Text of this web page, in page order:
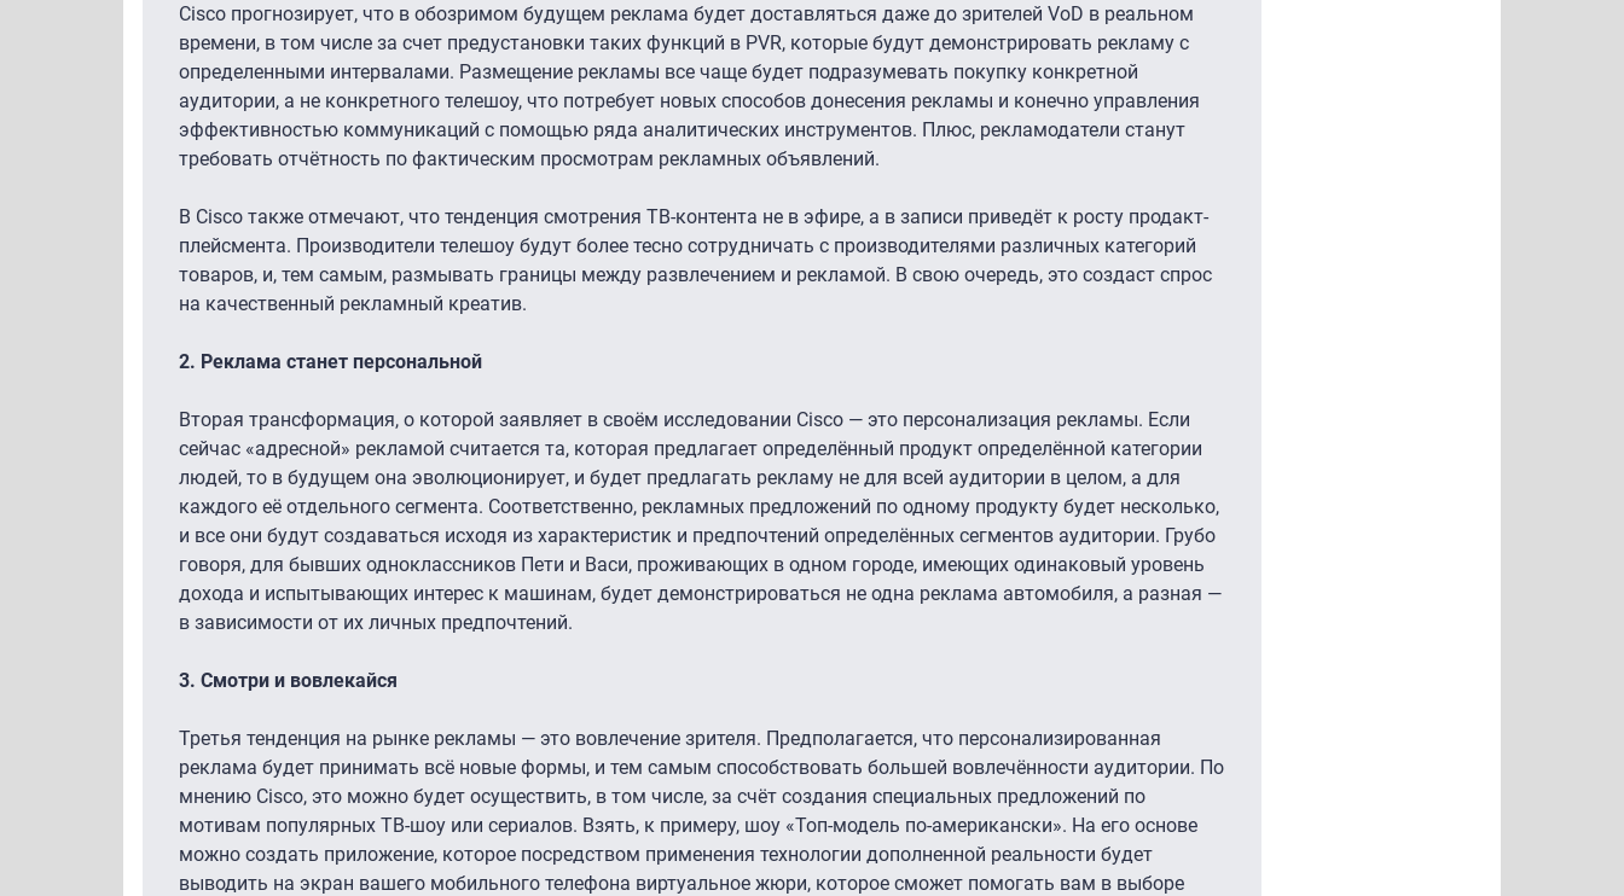
Cisco прогнозирует, что в обозримом будущем реклама будет доставляться даже до зрителей VoD в реальном
времени, в том числе за счет предустановки таких функций в PVR, которые будут демонстрировать рекламу с
определенными интервалами. Размещение рекламы все чаще будет подразумевать покупку конкретной
аудитории, а не конкретного телешоу, что потребует новых способов донесения рекламы и конечно управления
эффективностью коммуникаций с помощью ряда аналитических инструментов. Плюс, рекламодатели станут
требовать отчётность по фактическим просмотрам рекламных объявлений.
В Cisco также отмечают, что тенденция смотрения ТВ-контента не в эфире, а в записи приведёт к росту продакт-
плейсмента. Производители телешоу будут более тесно сотрудничать с производителями различных категорий
товаров, и, тем самым, размывать границы между развлечением и рекламой. В свою очередь, это создаст спрос
на качественный рекламный креатив.
2. Реклама станет персональной
Вторая трансформация, о которой заявляет в своём исследовании Cisco — это персонализация рекламы. Если
сейчас «адресной» рекламой считается та, которая предлагает определённый продукт определённой категории
людей, то в будущем она эволюционирует, и будет предлагать рекламу не для всей аудитории в целом, а для
каждого её отдельного сегмента. Соответственно, рекламных предложений по одному продукту будет несколько,
и все они будут создаваться исходя из характеристик и предпочтений определённых сегментов аудитории. Грубо
говоря, для бывших одноклассников Пети и Васи, проживающих в одном городе, имеющих одинаковый уровень
дохода и испытывающих интерес к машинам, будет демонстрироваться не одна реклама автомобиля, а разная —
в зависимости от их личных предпочтений.
3. Смотри и вовлекайся
Третья тенденция на рынке рекламы — это вовлечение зрителя. Предполагается, что персонализированная
реклама будет принимать всё новые формы, и тем самым способствовать большей вовлечённости аудитории. По
мнению Cisco, это можно будет осуществить, в том числе, за счёт создания специальных предложений по
мотивам популярных ТВ-шоу или сериалов. Взять, к примеру, шоу «Топ-модель по-американски». На его основе
можно создать приложение, которое посредством применения технологии дополненной реальности будет
выводить на экран вашего мобильного телефона виртуальное жюри, которое сможет помогать вам в выборе